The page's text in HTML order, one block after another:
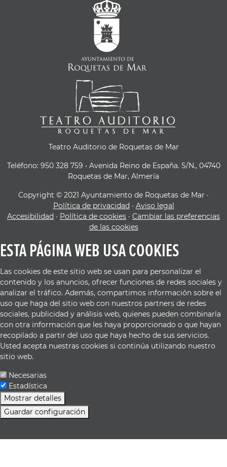
Teatro Auditorio de Roquetas de Mar
Teléfono: 950 328 759 • Avenida Reino de España. S/N., 04740
Roquetas de Mar, Almería
Copyright © 2021 Ayuntamiento de Roquetas de Mar ·
Política de privacidad · Aviso legal
Accesibilidad · Política de cookies · Cambiar las preferencias
de las cookies
ESTA PÁGINA WEB USA COOKIES
Las cookies de este sitio web se usan para personalizar el
contenido y los anuncios, ofrecer funciones de redes sociales y
analizar el tráfico. Además, compartimos información sobre el
uso que haga del sitio web con nuestros partners de redes
sociales, publicidad y análisis web, quienes pueden combinarla
con otra información que les haya proporcionado o que hayan
recopilado a partir del uso que haya hecho de sus servicios.
Usted acepta nuestras cookies si continúa utilizando nuestro
sitio web.
Necesarias
Estadística
Mostrar detalles
Guardar configuración